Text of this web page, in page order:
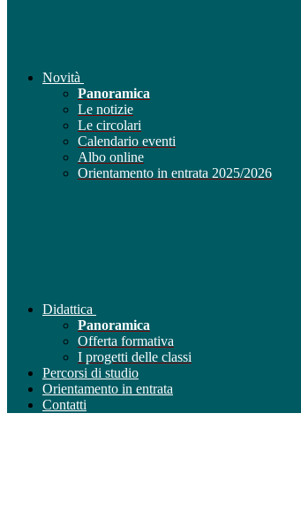
Novità
Panoramica
Le notizie
Le circolari
Calendario eventi
Albo online
Orientamento in entrata 2025/2026
Didattica
Panoramica
Offerta formativa
I progetti delle classi
Percorsi di studio
Orientamento in entrata
Contatti